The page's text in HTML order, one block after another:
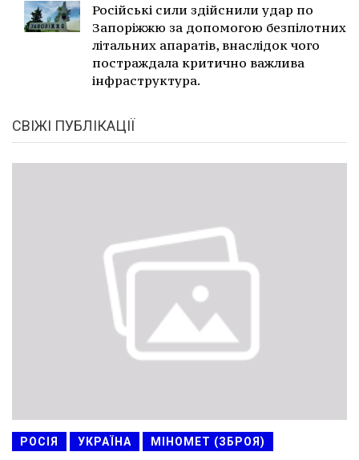
Російські сили здійснили удар по
Запоріжжю за допомогою безпілотних
літальних апаратів, внаслідок чого
постраждала критично важлива
інфраструктура.
СВІЖІ ПУБЛІКАЦІЇ
РОСІЯ УКРАЇНА МІНОМЕТ (ЗБРОЯ)